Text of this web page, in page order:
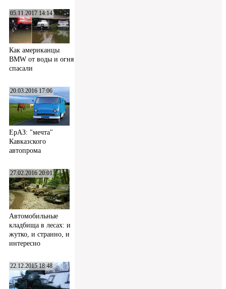
05.11.2017 14:14
Как американцы
BMW от воды и огня
спасали
20.03.2016 17:06
ЕрАЗ: "мечта"
Кавказского
автопрома
27.02.2016 20:01
Автомобильные
кладбища в лесах: и
жутко, и странно, и
интересно
22.12.2015 18:48